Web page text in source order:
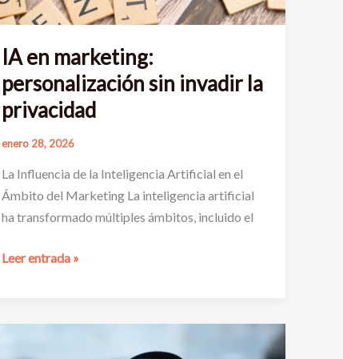
IA en marketing:
personalización sin invadir la
privacidad
enero 28, 2026
La Influencia de la Inteligencia Artificial en el
Ámbito del Marketing La inteligencia artificial
ha transformado múltiples ámbitos, incluido el
IA
personalización
Leer entrada »